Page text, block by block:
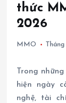
thức
2026
MMO
Trong
hiện ngày
nghệ, tài